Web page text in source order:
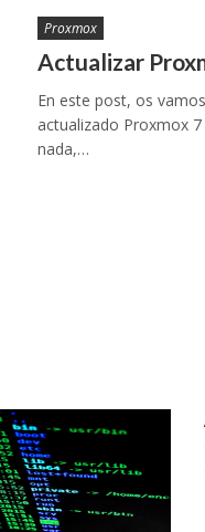
Proxmox
Actualizar
En este post, os
actualizado Proxmox
nada,…